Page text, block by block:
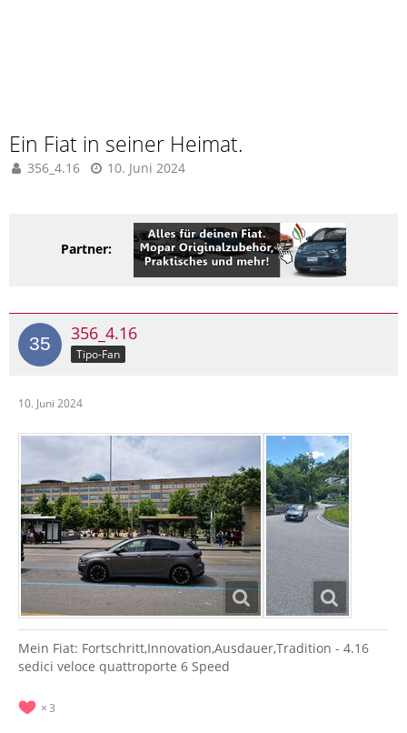
Ein Fiat in seiner Heimat.
356_4.16 10. Juni 2024
Partner:
356_4.16
Tipo-Fan
10. Juni 2024
Mein Fiat: Fortschritt,Innovation,Ausdauer,Tradition - 4.16
sedici veloce quattroporte 6 Speed
3